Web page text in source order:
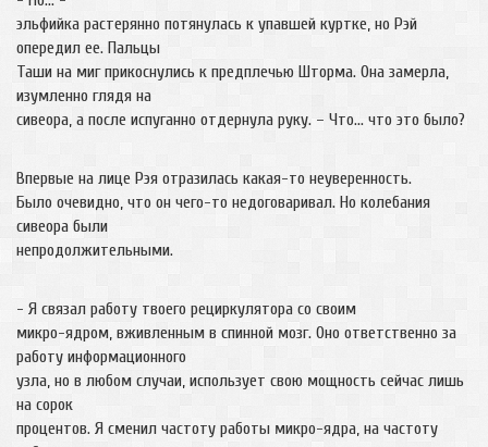
эльфийка растерянно потянулась к упавшей куртке, но Рэй
опередил ее. Пальцы
Таши на миг прикоснулись к предплечью Шторма. Она замерла,
изумленно глядя на
сивеора, а после испуганно отдернула руку. – Что… что это было?
Впервые на лице Рэя отразилась какая-то неуверенность.
Было очевидно, что он чего-то недоговаривал. Но колебания
сивеора были
непродолжительными.
- Я связал работу твоего рециркулятора со своим
микро-ядром, вживленным в спинной мозг. Оно ответственно за
работу информационного
узла, но в любом случаи, использует свою мощность сейчас лишь
на сорок
процентов. Я сменил частоту работы микро-ядра, на частоту